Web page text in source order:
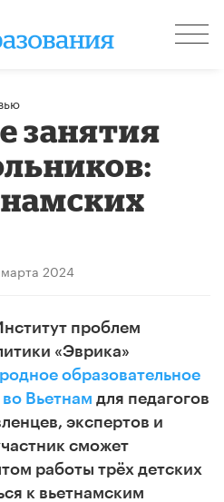
занятия
2024
проблем
«Эврика»
образовательное
Вьетнам для педагогов
экспертов и
сможет
работы трёх детских
к вьетнамским